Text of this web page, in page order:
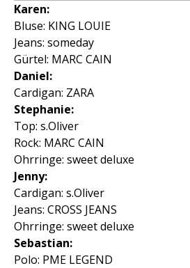
Karen:
Bluse: KING LOUIE
Jeans: someday
Gürtel: MARC CAIN
Daniel:
Cardigan: ZARA
Stephanie:
Top: s.Oliver
Rock: MARC CAIN
Ohrringe: sweet deluxe
Jenny:
Cardigan: s.Oliver
Jeans: CROSS JEANS
Ohrringe: sweet deluxe
Sebastian:
Polo: PME LEGEND